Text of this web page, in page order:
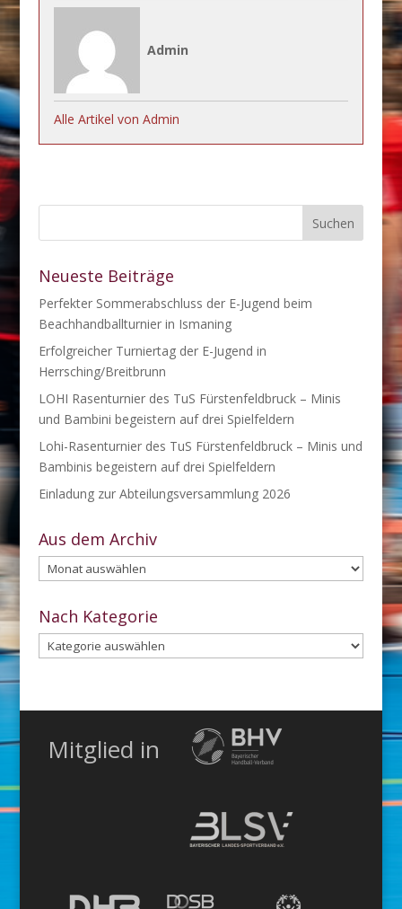
Admin
Alle Artikel von Admin
Neueste Beiträge
Perfekter Sommerabschluss der E-Jugend beim
Beachhandballturnier in Ismaning
Erfolgreicher Turniertag der E-Jugend in
Herrsching/Breitbrunn
LOHI Rasenturnier des TuS Fürstenfeldbruck – Minis
und Bambini begeistern auf drei Spielfeldern
Lohi-Rasenturnier des TuS Fürstenfeldbruck – Minis und
Bambinis begeistern auf drei Spielfeldern
Einladung zur Abteilungsversammlung 2026
Aus dem Archiv
Aus
dem
Archiv
Nach Kategorie
Nach
Kategorie
Mitglied in